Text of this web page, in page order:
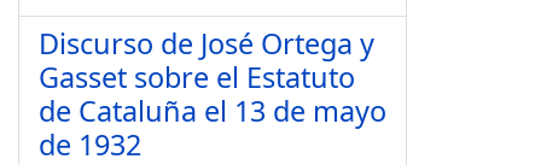
Discurso de José Ortega y
Gasset sobre el Estatuto
de Cataluña el 13 de mayo
de 1932